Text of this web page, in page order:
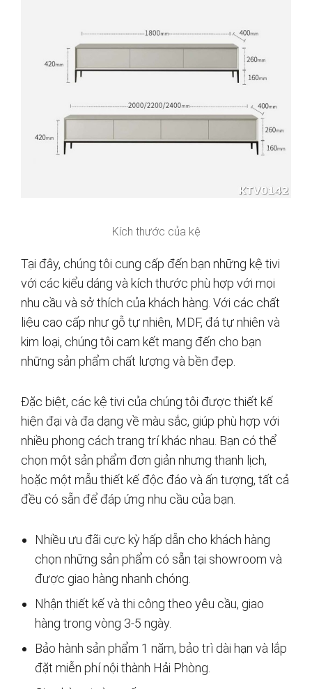
Kích thước của kệ
Tại đây, chúng tôi cung cấp đến bạn những kệ tivi
với các kiểu dáng và kích thước phù hợp với mọi
nhu cầu và sở thích của khách hàng. Với các chất
liệu cao cấp như gỗ tự nhiên, MDF, đá tự nhiên và
kim loại, chúng tôi cam kết mang đến cho bạn
những sản phẩm chất lượng và bền đẹp.
Đặc biệt, các kệ tivi của chúng tôi được thiết kế
hiện đại và đa dạng về màu sắc, giúp phù hợp với
nhiều phong cách trang trí khác nhau. Bạn có thể
chọn một sản phẩm đơn giản nhưng thanh lịch,
hoặc một mẫu thiết kế độc đáo và ấn tượng, tất cả
đều có sẵn để đáp ứng nhu cầu của bạn.
Nhiều ưu đãi cực kỳ hấp dẫn cho khách hàng
chọn những sản phẩm có sẵn tại showroom và
được giao hàng nhanh chóng.
Nhận thiết kế và thi công theo yêu cầu, giao
hàng trong vòng 3-5 ngày.
Bảo hành sản phẩm 1 năm, bảo trì dài hạn và lắp
đặt miễn phí nội thành Hải Phòng.